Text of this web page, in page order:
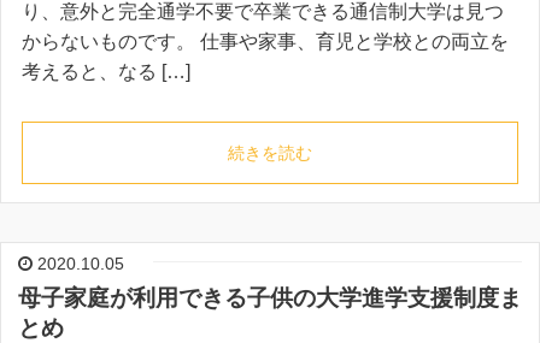
り、意外と完全通学不要で卒業できる通信制大学は見つ
からないものです。 仕事や家事、育児と学校との両立を
考えると、なる […]
続きを読む
2020.10.05
母子家庭が利用できる子供の大学進学支援制度ま
とめ